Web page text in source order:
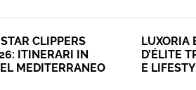
CLIPPERS
ITINERARI IN
MEDITERRANEO
LUXORIA
D’ÉLITE
E